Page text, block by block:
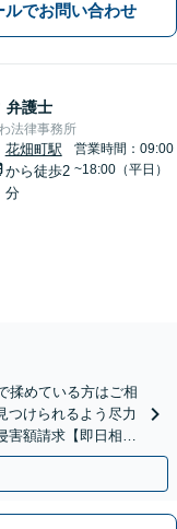
ルでお問い合わせ
弁護士
法律事務所
花畑町駅
から徒歩2
分
営業時間：09:00
~18:00（平日）
揉めている方はご相
つけられるよう尽力
額請求【即日相談